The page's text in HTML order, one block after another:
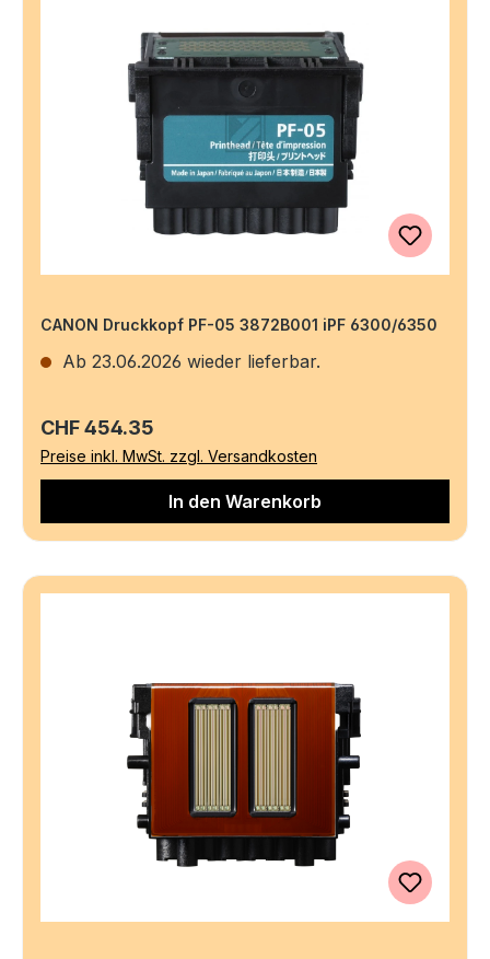
CANON Druckkopf PF-05 3872B001 iPF 6300/6350
Ab 23.06.2026 wieder lieferbar.
Regulärer Preis:
CHF 454.35
Preise inkl. MwSt. zzgl. Versandkosten
In den Warenkorb